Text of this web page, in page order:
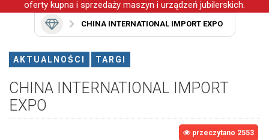
oferty kupna i sprzedaży maszyn i urządzeń jubilerskich.
CHINA INTERNATIONAL IMPORT EXPO
AKTUALNOŚCI TARGI
CHINA INTERNATIONAL IMPORT
EXPO
przeczytano 2553